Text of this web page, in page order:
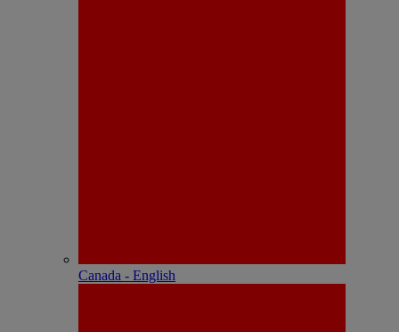
Canada - English